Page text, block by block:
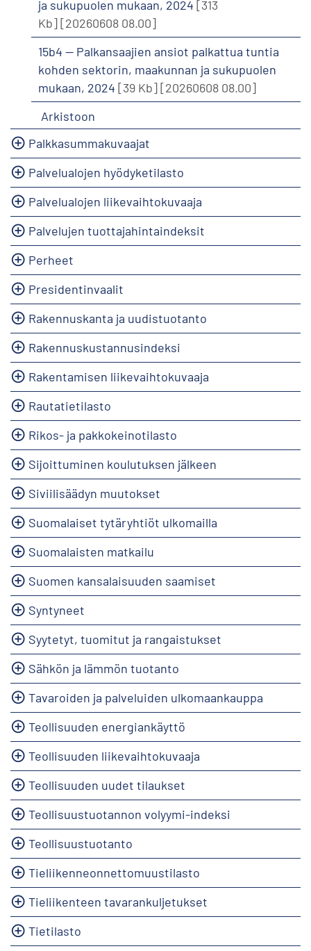
ja sukupuolen mukaan, 2024 [313
Kb][20260608 08.00]
15b4 -- Palkansaajien ansiot palkattua tuntia
kohden sektorin, maakunnan ja sukupuolen
mukaan, 2024 [39 Kb][20260608 08.00]
Arkistoon
Palkkasummakuvaajat
Palvelualojen hyödyketilasto
Palvelualojen liikevaihtokuvaaja
Palvelujen tuottajahintaindeksit
Perheet
Presidentinvaalit
Rakennuskanta ja uudistuotanto
Rakennuskustannusindeksi
Rakentamisen liikevaihtokuvaaja
Rautatietilasto
Rikos- ja pakkokeinotilasto
Sijoittuminen koulutuksen jälkeen
Siviilisäädyn muutokset
Suomalaiset tytäryhtiöt ulkomailla
Suomalaisten matkailu
Suomen kansalaisuuden saamiset
Syntyneet
Syytetyt, tuomitut ja rangaistukset
Sähkön ja lämmön tuotanto
Tavaroiden ja palveluiden ulkomaankauppa
Teollisuuden energiankäyttö
Teollisuuden liikevaihtokuvaaja
Teollisuuden uudet tilaukset
Teollisuustuotannon volyymi-indeksi
Teollisuustuotanto
Tieliikenneonnettomuustilasto
Tieliikenteen tavarankuljetukset
Tietilasto